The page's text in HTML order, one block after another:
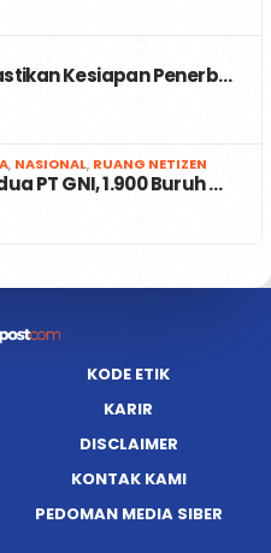
Kesiapan Penerb…
, NASIONAL, RUANG NETIZEN
PT GNI, 1.900 Buruh …
KODE ETIK
KARIR
DISCLAIMER
KONTAK KAMI
PEDOMAN MEDIA SIBER